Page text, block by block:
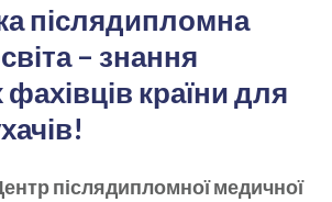
післядипломна
– знання
країни для
післядипломної медичної